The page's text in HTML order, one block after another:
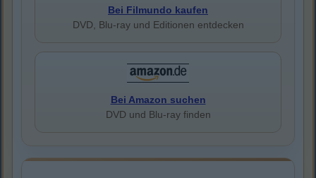
Bei Filmundo kaufen
DVD, Blu-ray und Editionen entdecken
Bei Amazon suchen
DVD und Blu-ray finden